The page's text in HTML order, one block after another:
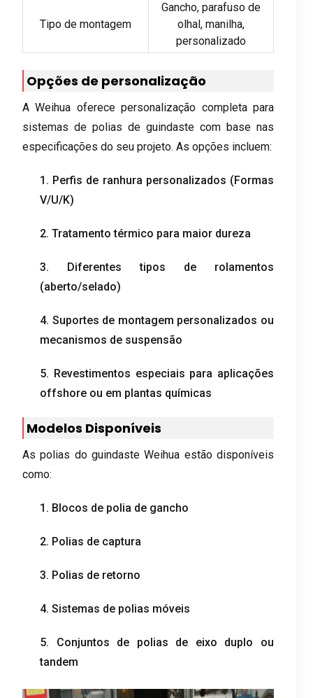
Tipo de montagem
Gancho, parafuso de
olhal, manilha,
personalizado
Opções de personalização
A Weihua oferece personalização completa para
sistemas de polias de guindaste com base nas
especificações do seu projeto. As opções incluem:
1. Perfis de ranhura personalizados (Formas
V/U/K)
2. Tratamento térmico para maior dureza
3. Diferentes tipos de rolamentos
(aberto/selado)
4. Suportes de montagem personalizados ou
mecanismos de suspensão
5. Revestimentos especiais para aplicações
offshore ou em plantas químicas
Modelos Disponíveis
As polias do guindaste Weihua estão disponíveis
como:
1. Blocos de polia de gancho
2. Polias de captura
3. Polias de retorno
4. Sistemas de polias móveis
5. Conjuntos de polias de eixo duplo ou
tandem